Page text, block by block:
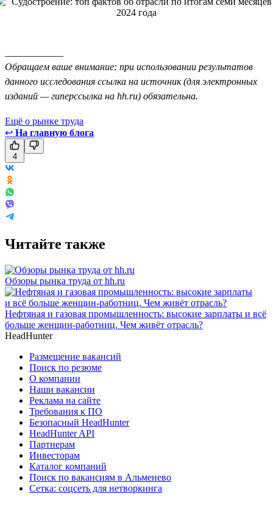
Обращаем ваше внимание: при использовании результатов
данного исследования ссылка на источник (для электронных
изданий — гиперссылка на hh.ru) обязательна.
Ещё о рынке труда
↩ На главную блога
4
Читайте также
Обзоры рынка труда от hh.ru
Нефтяная и газовая промышленность: высокие зарплаты и всё
больше женщин-работниц. Чем живёт отрасль?
HeadHunter
Размещение вакансий
Поиск по резюме
О компании
Наши вакансии
Реклама на сайте
Требования к ПО
Безопасный HeadHunter
HeadHunter API
Партнерам
Инвесторам
Каталог компаний
Поиск по вакансиям в Альменево
Сетка: соцсеть для нетворкинга